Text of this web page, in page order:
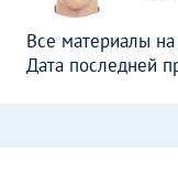
Все материалы
Дата последней